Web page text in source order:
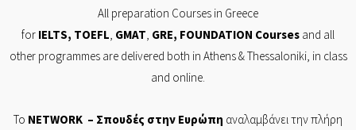
All preparation Courses in Greece
for IELTS, TOEFL GMAT GRE, FOUNDATION Courses and all
other programmes are delivered both in Athens & Thessaloniki, in class
and online.
Το NETWORK – Σπουδές στην Ευρώπη αναλαμβάνει την πλήρη